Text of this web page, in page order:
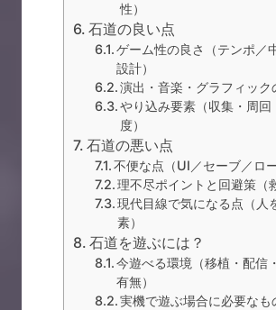
性）
石道の良い点
ゲーム性の良さ（テンポ／
設計）
演出・音楽・グラフィック
やり込み要素（収集・周回
度）
石道の悪い点
不便な点（UI／セーブ／ロー
理不尽ポイントと回避策（
現代目線で気になる点（人
素）
石道を遊ぶには？
今遊べる環境（移植・配信
有無）
実機で遊ぶ場合に必要なも